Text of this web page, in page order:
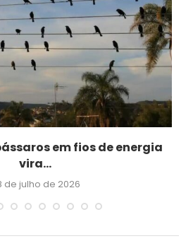
em fios de energia
vira...
de julho de 2026